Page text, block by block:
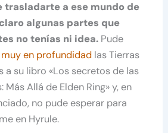
trasladarte a ese mundo de
algunas partes que
no tenías ni idea. Pude
en profundidad las Tierras
a su libro «Los secretos de las
Allá de Elden Ring» y, en
no pude esperar para
en Hyrule.